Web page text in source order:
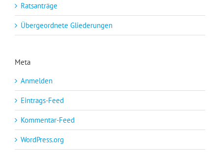
Ratsanträge
Übergeordnete Gliederungen
Meta
Anmelden
Eintrags-Feed
Kommentar-Feed
WordPress.org